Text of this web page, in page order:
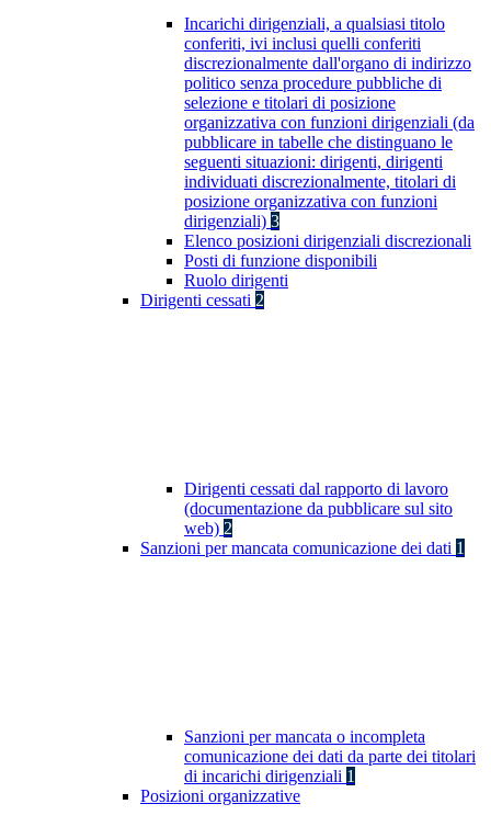
Incarichi dirigenziali, a qualsiasi titolo
conferiti, ivi inclusi quelli conferiti
discrezionalmente dall'organo di indirizzo
politico senza procedure pubbliche di
selezione e titolari di posizione
organizzativa con funzioni dirigenziali (da
pubblicare in tabelle che distinguano le
seguenti situazioni: dirigenti, dirigenti
individuati discrezionalmente, titolari di
posizione organizzativa con funzioni
dirigenziali) 3
Elenco posizioni dirigenziali discrezionali
Posti di funzione disponibili
Ruolo dirigenti
Dirigenti cessati 2
Dirigenti cessati dal rapporto di lavoro
(documentazione da pubblicare sul sito
web) 2
Sanzioni per mancata comunicazione dei dati 1
Sanzioni per mancata o incompleta
comunicazione dei dati da parte dei titolari
di incarichi dirigenziali 1
Posizioni organizzative